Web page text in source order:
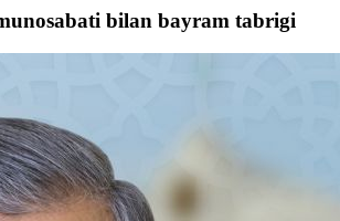
bilan bayram tabrigi